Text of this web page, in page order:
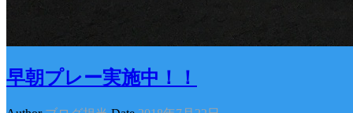
早朝プレー実施中！！